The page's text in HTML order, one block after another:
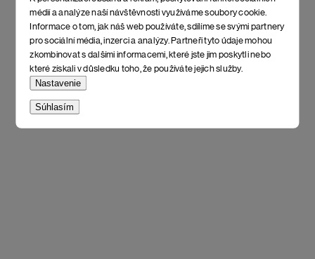
médií a analýze naší návštěvnosti využíváme soubory cookie.
Informace o tom, jak náš web používáte, sdílíme se svými partnery
pro sociální média, inzerci a analýzy. Partneři tyto údaje mohou
zkombinovat s dalšími informacemi, které jste jim poskytli nebo
které získali v důsledku toho, že používáte jejich služby.
Nastavenie
Súhlasím